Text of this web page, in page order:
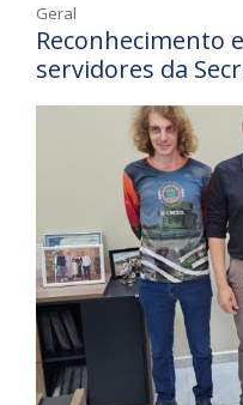
Geral
Reconhecimento
servidores da